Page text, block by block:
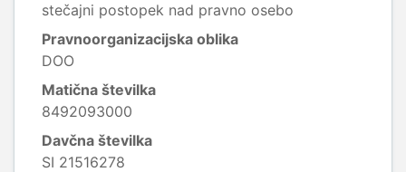
stečajni postopek nad pravno osebo
Pravnoorganizacijska oblika
DOO
Matična številka
8492093000
Davčna številka
SI 21516278